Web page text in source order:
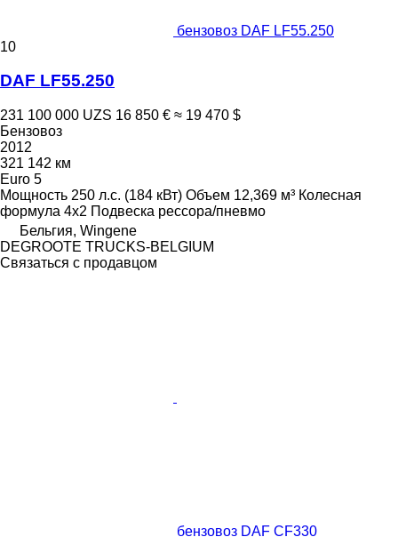
бензовоз DAF LF55.250
10
DAF LF55.250
231 100 000 UZS 16 850 € ≈ 19 470 $
Бензовоз
2012
321 142 км
Euro 5
Мощность 250 л.с. (184 кВт) Объем 12,369 м³ Колесная
формула 4x2 Подвеска рессора/пневмо
Бельгия, Wingene
DEGROOTE TRUCKS-BELGIUM
Связаться с продавцом
бензовоз DAF CF330